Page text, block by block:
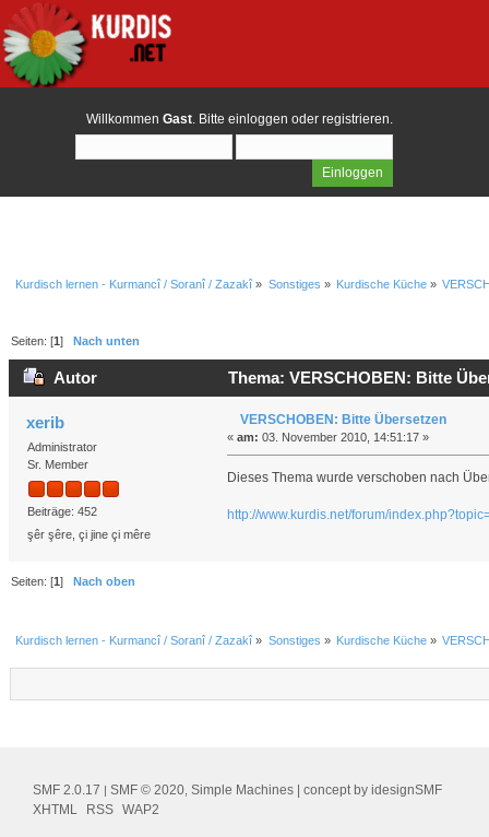
Willkommen Gast. Bitte einloggen oder registrieren.
Kurdisch lernen - Kurmancî / Soranî / Zazakî » Sonstiges » Kurdische Küche»
Seiten: [1]Nach unten
Autor Thema: VERSCHOBEN: Bitte
xerib
Administrator
Sr. Member
Beiträge: 452
şêr şêre, çi jine çi mêre
VERSCHOBEN: Bitte Übersetzen
« am: 03. November 2010, 14:51:17 »
Dieses Thema wurde verschoben nach
http://www.kurdis.net/forum/
Seiten: [1] Nach oben
Kurdisch lernen - Kurmancî / Soranî / Zazakî » Sonstiges » Kurdische Küche»
SMF 2.0.17 | SMF © 2020 Simple Machines | concept by idesignSMF
XHTML
RSS WAP2